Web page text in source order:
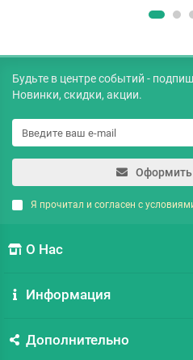
Будьте в центре событий -
Новинки, скидки, акции.
Оформить
Я прочитал и согласен с
О Нас
Информация
Дополнительно